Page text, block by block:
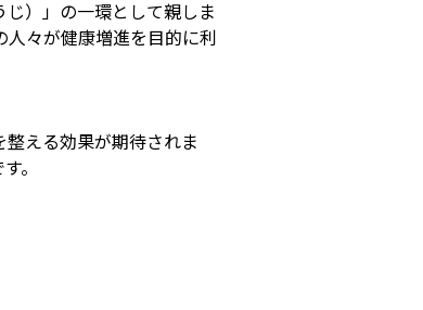
）」の一環として親しま
々が健康増進を目的に利
える効果が期待されま
。